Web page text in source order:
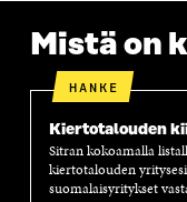
Mistä on
HANKE
Kiertotalouden
Sitran kokoamalla
kiertotalouden
suomalaisyritykset